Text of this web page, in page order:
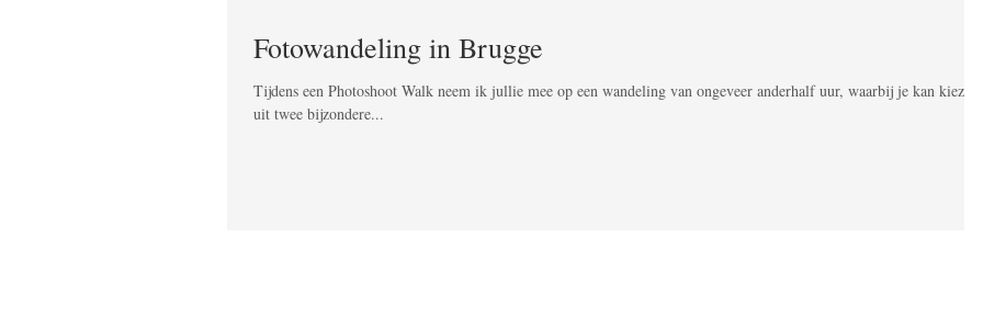
Fotowandeling in Brugge
Tijdens een Photoshoot Walk neem ik jullie mee op een wandeling van ongeveer anderhalf uur, waarbij je kan kiezen
uit twee bijzondere...